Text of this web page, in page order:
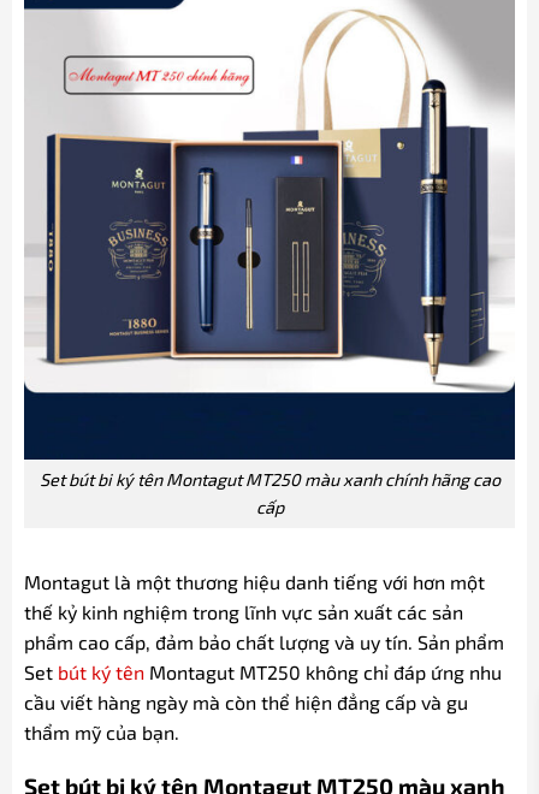
Set bút bi ký tên Montagut MT250 màu xanh chính hãng cao
cấp
Montagut là một thương hiệu danh tiếng với hơn một
thế kỷ kinh nghiệm trong lĩnh vực sản xuất các sản
phẩm cao cấp, đảm bảo chất lượng và uy tín. Sản phẩm
Set bút ký tênMontagut MT250 không chỉ đáp ứng nhu
cầu viết hàng ngày mà còn thể hiện đẳng cấp và gu
thẩm mỹ của bạn.
Set bút bi ký tên Montagut MT250 màu xanh